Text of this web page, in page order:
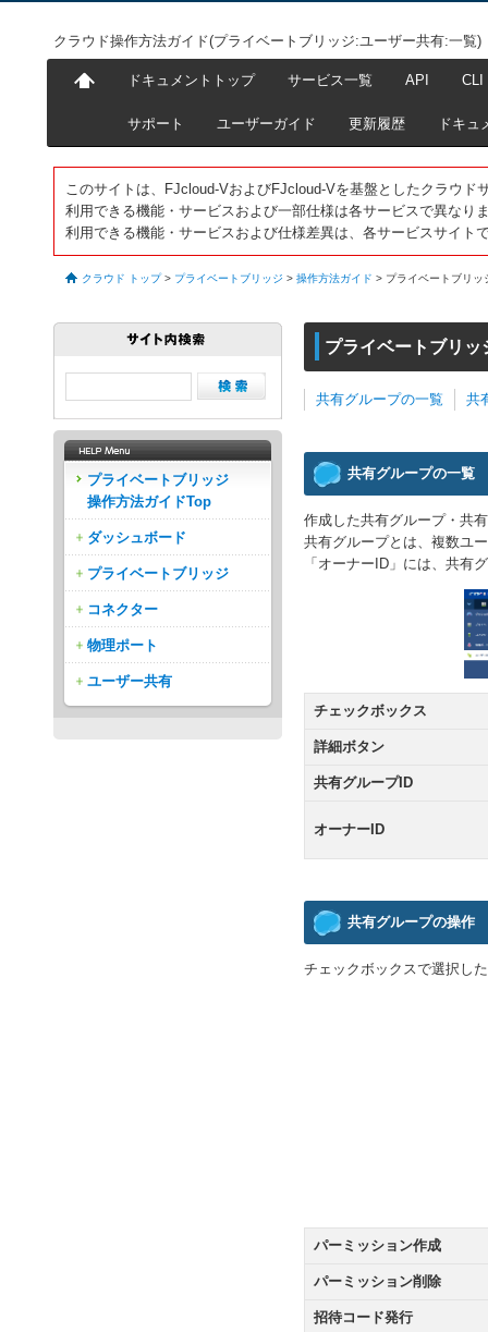
クラウド操作方法ガイド(プライベートブリッジ:ユーザー共有:一覧)
ドキュメントトップ サービス一覧 API CLI
サポート ユーザーガイド 更新履歴 ドキュ
このサイトは、FJcloud-VおよびFJcloud-Vを基盤としたクラウド
利用できる機能・サービスおよび一部仕様は各サービスで異なり
利用できる機能・サービスおよび仕様差異は、各サービスサイト
クラウド トップ > プライベートブリッジ > 操作方法ガイド > プライベートブリ
プライベートブリ
共有グループの一覧 共
共有グループの一覧
作成した共有グループ・共
共有グループとは、複数ユ
「オーナーID」には、共有
チェックボックス
詳細ボタン
共有グループID
オーナーID
共有グループの操作
チェックボックスで選択し
パーミッション作成
パーミッション削除
招待コード発行
プライベートブリッジ
操作方法ガイドTop
ダッシュボード
プライベートブリッジ
コネクター
物理ポート
ユーザー共有